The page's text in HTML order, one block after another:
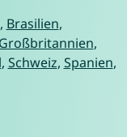
, Brasilien,
Großbritannien,
, Schweiz, Spanien,